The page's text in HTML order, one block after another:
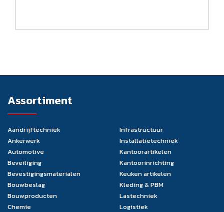
Assortiment
Aandrijftechniek
Ankerwerk
Automotive
Beveiliging
Bevestigingsmaterialen
Bouwbeslag
Bouwproducten
Chemie
Infrastructuur
Installatietechniek
Kantoorartikelen
Kantoorinrichting
Keuken artikelen
Kleding & PBM
Lastechniek
Logistiek